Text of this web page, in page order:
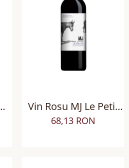
Vin Rosu MJ Le Petit
Pas Rouge sec
68,13 RON